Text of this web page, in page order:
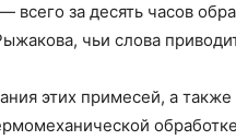
всего за десять часов
чьи слова
этих примесей, а